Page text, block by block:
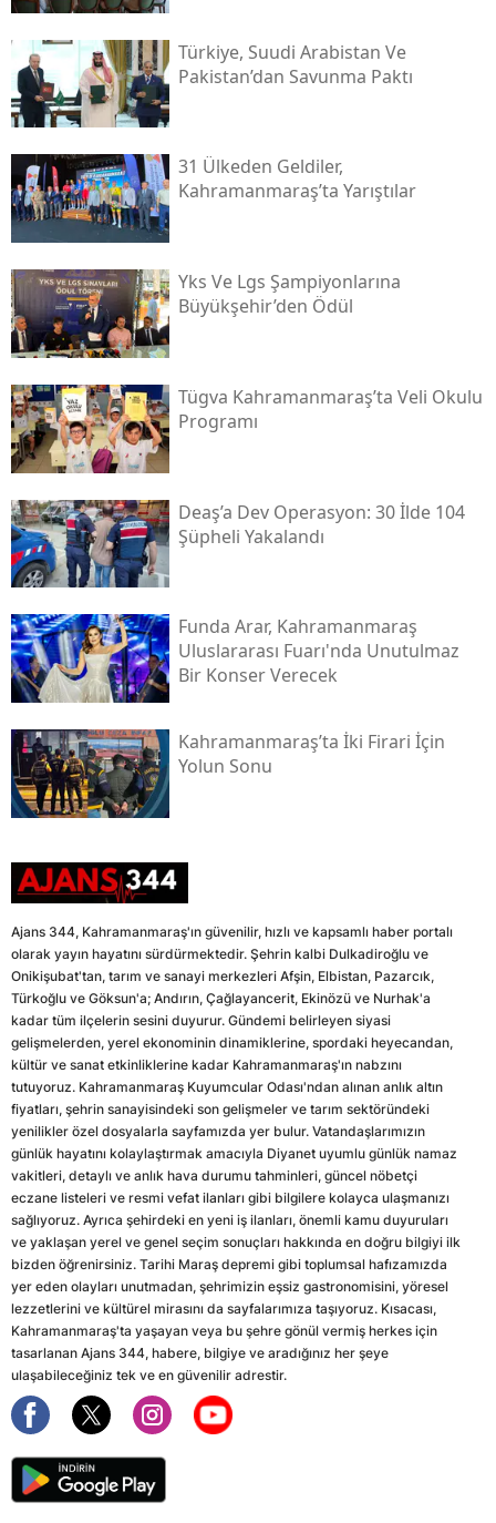
Türkiye, Suudi Arabistan Ve
Pakistan’dan Savunma Paktı
31 Ülkeden Geldiler,
Kahramanmaraş’ta Yarıştılar
Yks Ve Lgs Şampiyonlarına
Büyükşehir’den Ödül
Tügva Kahramanmaraş’ta Veli Okulu
Programı
Deaş’a Dev Operasyon: 30 İlde 104
Şüpheli Yakalandı
Funda Arar, Kahramanmaraş
Uluslararası Fuarı'nda Unutulmaz
Bir Konser Verecek
Kahramanmaraş’ta İki Firari İçin
Yolun Sonu
Ajans 344, Kahramanmaraş'ın güvenilir, hızlı ve kapsamlı haber portalı
olarak yayın hayatını sürdürmektedir. Şehrin kalbi Dulkadiroğlu ve
Onikişubat'tan, tarım ve sanayi merkezleri Afşin, Elbistan, Pazarcık,
Türkoğlu ve Göksun'a; Andırın, Çağlayancerit, Ekinözü ve Nurhak'a
kadar tüm ilçelerin sesini duyurur. Gündemi belirleyen siyasi
gelişmelerden, yerel ekonominin dinamiklerine, spordaki heyecandan,
kültür ve sanat etkinliklerine kadar Kahramanmaraş'ın nabzını
tutuyoruz. Kahramanmaraş Kuyumcular Odası'ndan alınan anlık altın
fiyatları, şehrin sanayisindeki son gelişmeler ve tarım sektöründeki
yenilikler özel dosyalarla sayfamızda yer bulur. Vatandaşlarımızın
günlük hayatını kolaylaştırmak amacıyla Diyanet uyumlu günlük namaz
vakitleri, detaylı ve anlık hava durumu tahminleri, güncel nöbetçi
eczane listeleri ve resmi vefat ilanları gibi bilgilere kolayca ulaşmanızı
sağlıyoruz. Ayrıca şehirdeki en yeni iş ilanları, önemli kamu duyuruları
ve yaklaşan yerel ve genel seçim sonuçları hakkında en doğru bilgiyi ilk
bizden öğrenirsiniz. Tarihi Maraş depremi gibi toplumsal hafızamızda
yer eden olayları unutmadan, şehrimizin eşsiz gastronomisini, yöresel
lezzetlerini ve kültürel mirasını da sayfalarımıza taşıyoruz. Kısacası,
Kahramanmaraş'ta yaşayan veya bu şehre gönül vermiş herkes için
tasarlanan Ajans 344, habere, bilgiye ve aradığınız her şeye
ulaşabileceğiniz tek ve en güvenilir adrestir.